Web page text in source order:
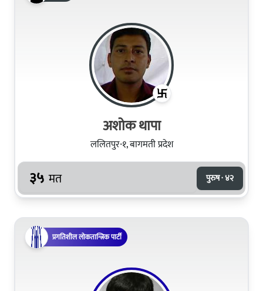
अशोक थापा
ललितपुर-१, बागमती प्रदेश
३५ मत पुरुष · ४२
प्रगतिशील लोकतान्त्रिक पार्टी